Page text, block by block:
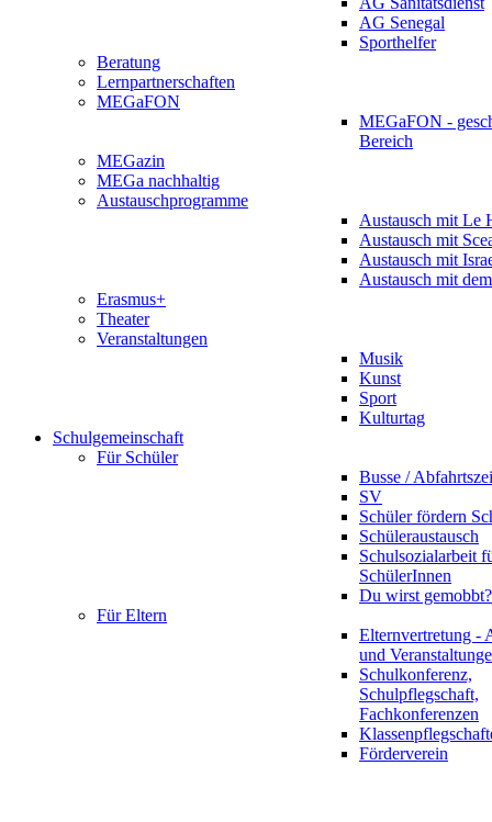
AG Senegal
Sporthelfer
Beratung
Lernpartnerschaften
MEGaFON
MEGaFON -
Bereich
MEGazin
MEGa nachhaltig
Austauschprogramme
Austausch mit Le
Austausch mit
Austausch mit
Austausch mit
Erasmus+
Theater
Veranstaltungen
Musik
Kunst
Sport
Kulturtag
Schulgemeinschaft
Für Schüler
Busse /
SV
Schüler fördern
Schüleraustausch
Schulsozialarbeit
SchülerInnen
Du wirst gemobbt?
Für Eltern
Elternvertretung -
und
Schulkonferenz,
Schulpflegschaft,
Fachkonferenzen
Förderverein